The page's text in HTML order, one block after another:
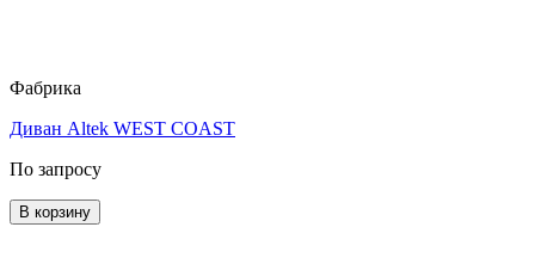
Фабрика
Диван Altek WEST COAST
По запросу
В корзину